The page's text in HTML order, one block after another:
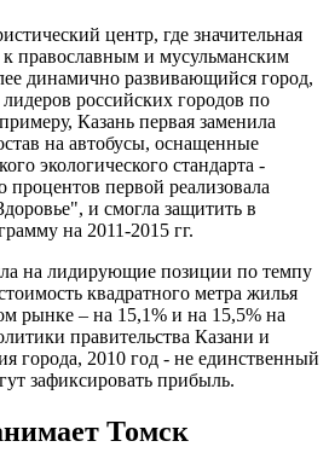
центр, где значительная
к православным и мусульманским
динамично развивающийся город,
российских городов по
Казань первая заменила
на автобусы, оснащенные
экологического стандарта -
процентов первой реализовала
и смогла защитить в
на 2011-2015 гг.
на лидирующие позиции по темпу
квадратного метра жилья
рынке – на 15,1% и на 15,5% на
правительства Казани и
города, 2010 год - не единственный
зафиксировать прибыль.
Томск